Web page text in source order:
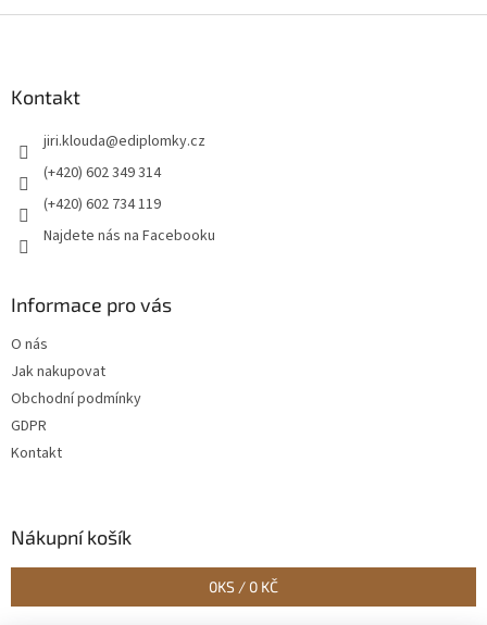
Kontakt
jiri.klouda@ediplomky.cz
(+420) 602 349 314
(+420) 602 734 119
Najdete nás na Facebooku
Informace pro vás
O nás
Jak nakupovat
Obchodní podmínky
GDPR
Kontakt
Nákupní košík
0KS / 0 KČ